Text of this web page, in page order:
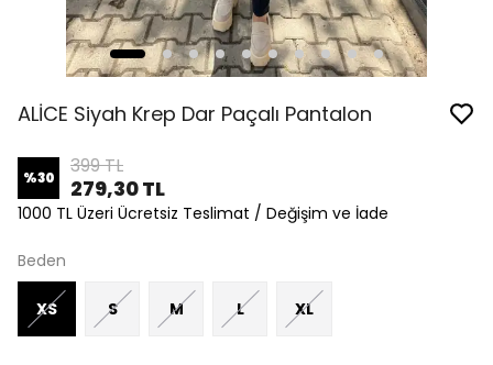
ALİCE Siyah Krep Dar Paçalı Pantalon
%30 399 TL
279,30 TL
1000 TL Üzeri Ücretsiz Teslimat / Değişim ve İade
Beden
XS S M L XL